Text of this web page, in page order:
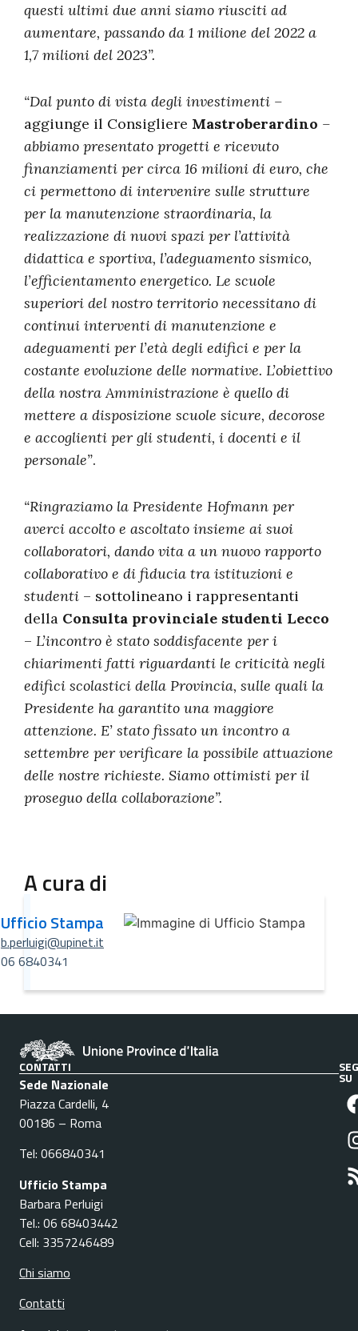
questi ultimi due anni siamo riusciti ad
aumentare, passando da 1 milione del 2022 a
1,7 milioni del 2023”.
“Dal punto di vista degli investimenti –
aggiunge il Consigliere Mastroberardino –
abbiamo presentato progetti e ricevuto
finanziamenti per circa 16 milioni di euro, che
ci permettono di intervenire sulle strutture
per la manutenzione straordinaria, la
realizzazione di nuovi spazi per l’attività
didattica e sportiva, l’adeguamento sismico,
l’efficientamento energetico. Le scuole
superiori del nostro territorio necessitano di
continui interventi di manutenzione e
adeguamenti per l’età degli edifici e per la
costante evoluzione delle normative. L’obiettivo
della nostra Amministrazione è quello di
mettere a disposizione scuole sicure, decorose
e accoglienti per gli studenti, i docenti e il
personale”.
“Ringraziamo la Presidente Hofmann per
averci accolto e ascoltato insieme ai suoi
collaboratori, dando vita a un nuovo rapporto
collaborativo e di fiducia tra istituzioni e
studenti – sottolineano i rappresentanti
della Consulta provinciale studenti Lecco
– L’incontro è stato soddisfacente per i
chiarimenti fatti riguardanti le criticità negli
edifici scolastici della Provincia, sulle quali la
Presidente ha garantito una maggiore
attenzione. E’ stato fissato un incontro a
settembre per verificare la possibile attuazione
delle nostre richieste. Siamo ottimisti per il
proseguo della collaborazione”.
A cura di
Ufficio Stampa
b.perluigi@upinet.it
06 6840341
CONTATTI
Sede Nazionale
Piazza Cardelli, 4
00186 – Roma
Tel: 066840341
Ufficio Stampa
Barbara Perluigi
Tel.: 06 68403442
Cell: 3357246489
Chi siamo
Contatti
SU